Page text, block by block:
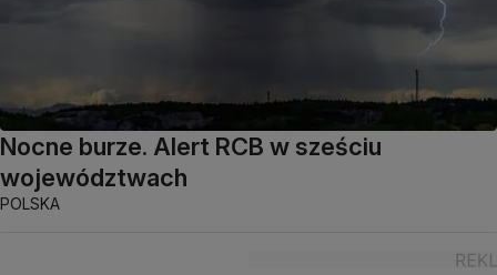
Nocne burze. Alert RCB w sześciu
województwach
POLSKA